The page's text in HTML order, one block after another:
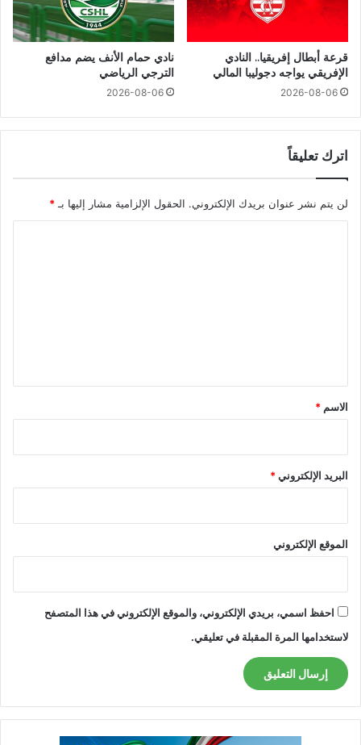
قرعة أبطال إفريقيا.. النادي
الإفريقي يواجه دجوليبا المالي
2026-08-06
نادي حمام الأنف يضم مدافع
الترجي الرياضي
2026-08-06
اترك تعليقاً
لن يتم نشر عنوان بريدك الإلكتروني. الحقول الإلزامية مشار إليها بـ *
*
الاسم *
البريد الإلكتروني*
الموقع الإلكتروني
احفظ اسمي، بريدي الإلكتروني، والموقع الإلكتروني في هذا المتصفح
لاستخدامها المرة المقبلة في تعليقي.